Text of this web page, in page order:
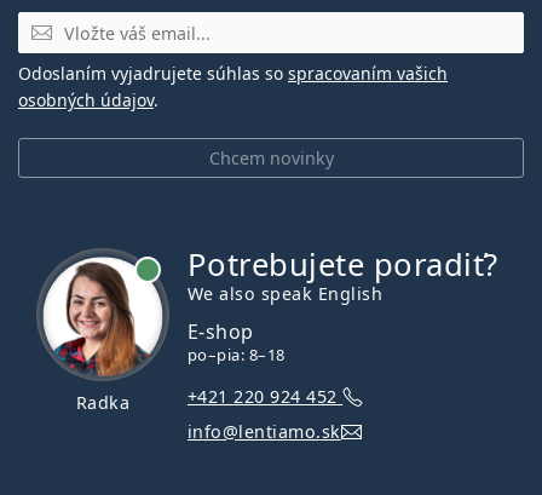
E-mail
Chcem novinky
Odoslaním vyjadrujete súhlas so spracovaním vašich
osobných údajov.
Radka
Potrebujete poradiť?
We also speak English
E-shop
po–pia: 8–18
+421 220 924 452
info@lentiamo.sk